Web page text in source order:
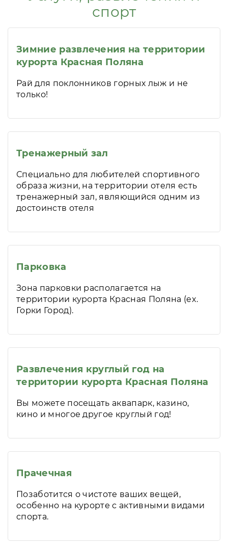
спорт
Зимние развлечения на территории
курорта Красная Поляна
Рай для поклонников горных лыж и не
только!
Тренажерный зал
Специально для любителей спортивного
образа жизни, на территории отеля есть
тренажерный зал, являющийся одним из
достоинств отеля
Парковка
Зона парковки располагается на
территории курорта Красная Поляна (ex.
Горки Город).
Развлечения круглый год на
территории курорта Красная Поляна
Вы можете посещать аквапарк, казино,
кино и многое другое круглый год!
Прачечная
Позаботится о чистоте ваших вещей,
особенно на курорте с активными видами
спорта.